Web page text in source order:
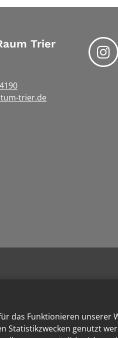
das Funktionieren unserer
Statistikzwecken genutzt
Trier
trier.de